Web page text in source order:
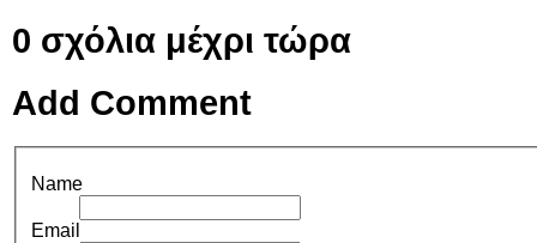
0 σχόλια μέχρι τώρα
Add Comment
Name
Email